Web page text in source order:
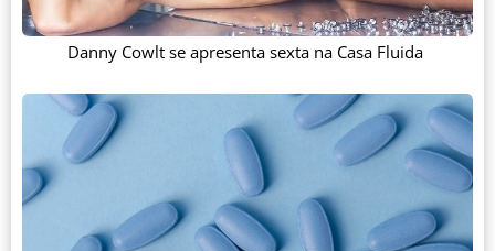
Danny Cowlt se apresenta sexta na Casa Fluida